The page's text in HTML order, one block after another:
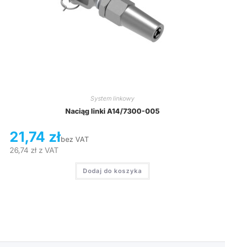
System linkowy
Naciąg linki A14/7300-005
21,74 złbez VAT
26,74 złz VAT
Dodaj do koszyka